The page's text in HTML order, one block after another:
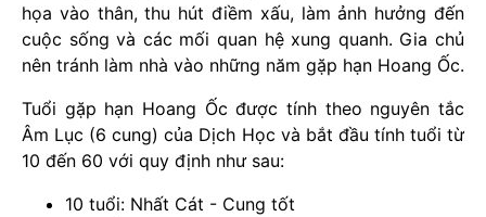
họa vào thân, thu hút điềm xấu, làm ảnh hưởng đến
cuộc sống và các mối quan hệ xung quanh. Gia chủ
nên tránh làm nhà vào những năm gặp hạn Hoang Ốc.
Tuổi gặp hạn Hoang Ốc được tính theo nguyên tắc
Âm Lục (6 cung) của Dịch Học và bắt đầu tính tuổi từ
10 đến 60 với quy định như sau:
10 tuổi: Nhất Cát - Cung tốt